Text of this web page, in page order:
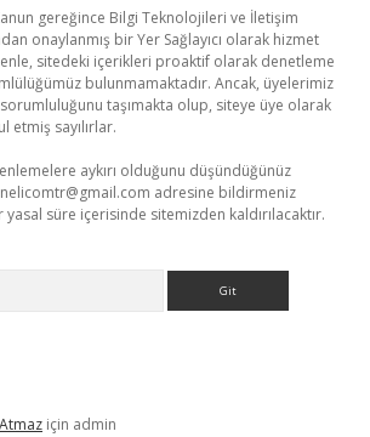
gereğince Bilgi Teknolojileri ve İletişim
onaylanmış bir Yer Sağlayıcı olarak hizmet
sitedeki içerikleri proaktif olarak denetleme
bulunmamaktadır. Ancak, üyelerimiz
taşımakta olup, siteye üye olarak
etmiş sayılırlar.
aykırı olduğunu düşündüğünüz
adresine bildirmeniz
süre içerisinde sitemizden kaldırılacaktır.
için admin